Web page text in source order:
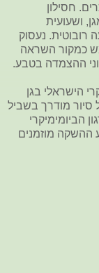
חסילון
ושעועית
רובוטית. נעסוק
כמקור השראה
ההצמדה בטבע.
הישראלי בגן
סיור מודרך בשביל
הביומימיקרי
ההשקה מוזמנים